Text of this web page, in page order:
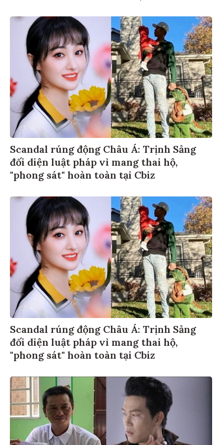
Scandal rúng động Châu Á: Trịnh Sảng
đối diện luật pháp vì mang thai hộ,
"phong sát" hoàn toàn tại Cbiz
Scandal rúng động Châu Á: Trịnh Sảng
đối diện luật pháp vì mang thai hộ,
"phong sát" hoàn toàn tại Cbiz